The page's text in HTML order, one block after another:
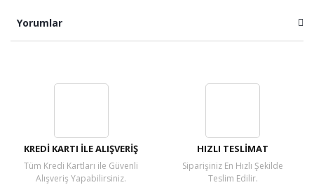
Yorumlar
KREDİ KARTI İLE ALIŞVERİŞ
Tüm Kredi Kartları ile Güvenli
Alışveriş Yapabilirsiniz.
HIZLI TESLİMAT
Siparişiniz En Hızlı Şekilde
Teslim Edilir.